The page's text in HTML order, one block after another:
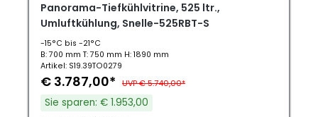
Panorama-Tiefkühlvitrine, 525 ltr.,
Umluftkühlung, Snelle-525RBT-S
-15°C bis -21°C
B: 700 mm T: 750 mm H: 1890 mm
Artikel: S19.39TO0279
€ 3.787,00* UVP € 5.740,00*
Sie sparen: € 1.953,00